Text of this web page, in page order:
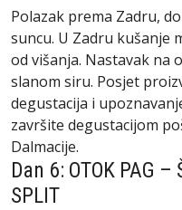
Polazak prema Zadru,
suncu. U Zadru kušanje
od višanja. Nastavak na
slanom siru. Posjet
degustacija i
završite degustacijom
Dalmacije.
Dan 6: OTOK PAG –
SPLIT